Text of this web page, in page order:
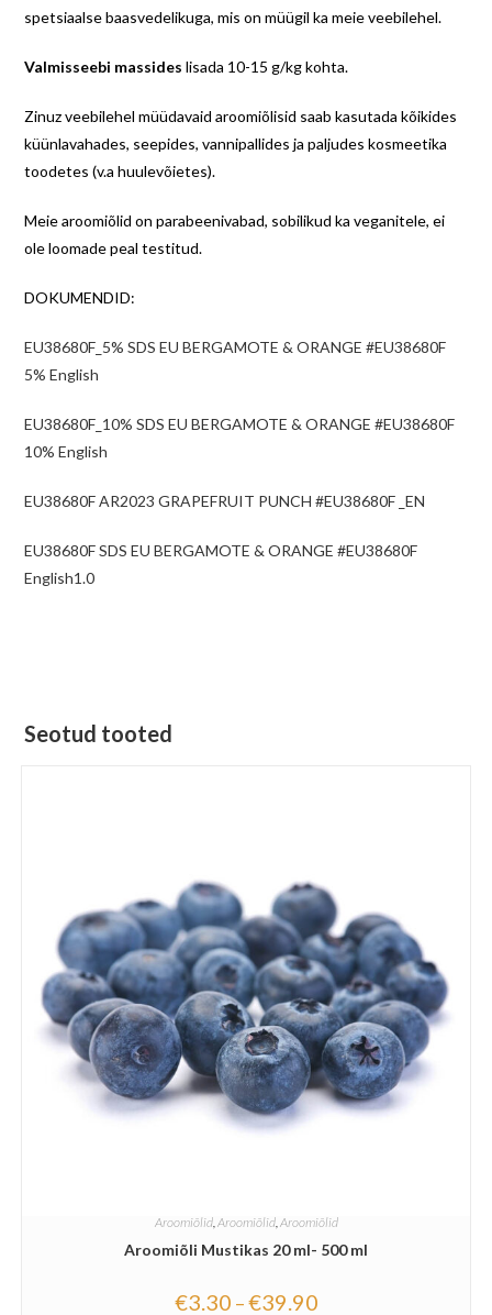
spetsiaalse baasvedelikuga, mis on müügil ka meie veebilehel.
Valmisseebi massides lisada 10-15 g/kg kohta.
Zinuz veebilehel müüdavaid aroomiõlisid saab kasutada kõikides
küünlavahades, seepides, vannipallides ja paljudes kosmeetika
toodetes (v.a huulevõietes).
Meie aroomiõlid on parabeenivabad, sobilikud ka veganitele, ei
ole loomade peal testitud.
DOKUMENDID:
EU38680F_5% SDS EU BERGAMOTE & ORANGE #EU38680F
5% English
EU38680F_10% SDS EU BERGAMOTE & ORANGE #EU38680F
10% English
EU38680F AR2023 GRAPEFRUIT PUNCH #EU38680F _EN
EU38680F SDS EU BERGAMOTE & ORANGE #EU38680F
English1.0
Seotud tooted
Aroomiõlid, Aroomiõlid, Aroomiõlid
Aroomiõli Mustikas 20 ml- 500 ml
€3.30 –€39.90